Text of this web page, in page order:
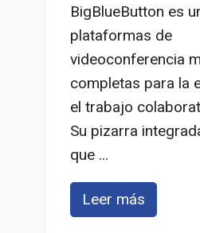
BigBlueButton es
plataformas de
videoconferencia
completas para la
el trabajo
Su pizarra
que ...
Leer más